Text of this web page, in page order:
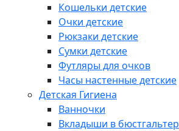
Кошельки детские
Очки детские
Рюкзаки детские
Сумки детские
Футляры для очков
Часы настенные детские
Детская Гигиена
Ванночки
Вкладыши в бюстгальтер